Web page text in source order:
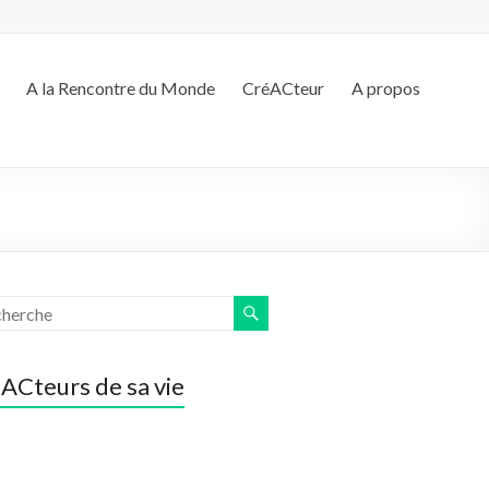
A la Rencontre du Monde CréACteur A propos
de sa vie